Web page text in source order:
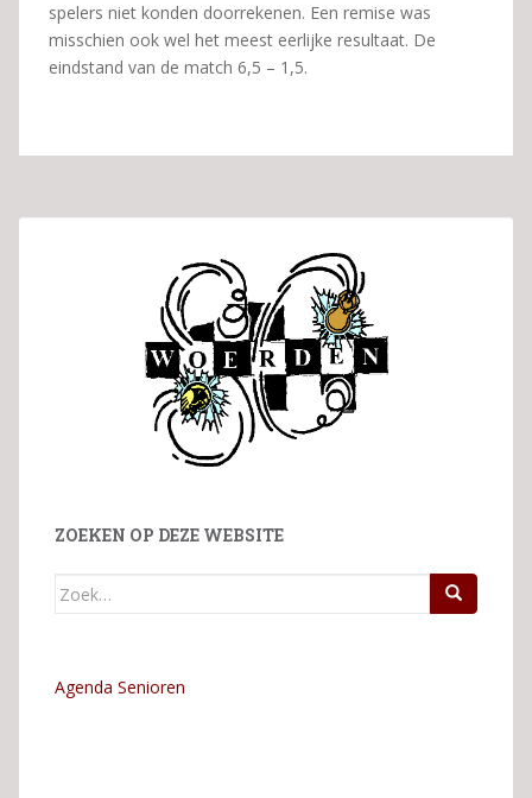
spelers niet konden doorrekenen. Een remise was
misschien ook wel het meest eerlijke resultaat. De
eindstand van de match 6,5 – 1,5.
ZOEKEN OP DEZE WEBSITE
Zoek
Agenda Senioren